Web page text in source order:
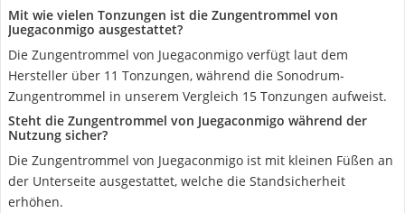
Mit wie vielen Tonzungen ist die Zungentrommel von
Juegaconmigo ausgestattet?
Die Zungentrommel von Juegaconmigo verfügt laut dem
Hersteller über 11 Tonzungen, während die Sonodrum-
Zungentrommel in unserem Vergleich 15 Tonzungen aufweist.
Steht die Zungentrommel von Juegaconmigo während der
Nutzung sicher?
Die Zungentrommel von Juegaconmigo ist mit kleinen Füßen an
der Unterseite ausgestattet, welche die Standsicherheit
erhöhen.